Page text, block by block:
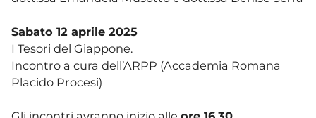
Sabato 12 aprile 2025
I Tesori del Giappone.
Incontro a cura dell’ARPP (Accademia Romana
Placido Procesi)